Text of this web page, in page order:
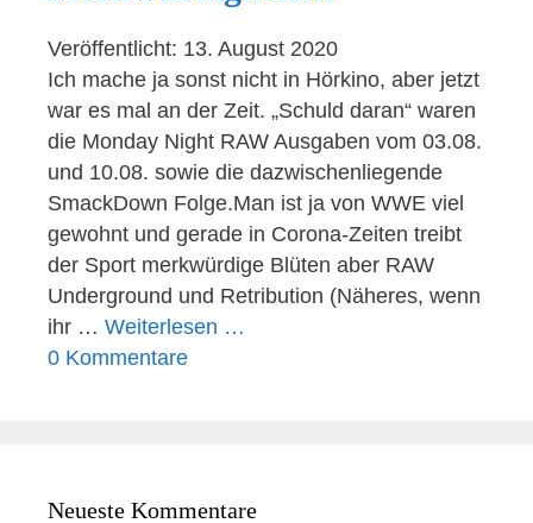
Veröffentlicht: 13. August 2020
Ich mache ja sonst nicht in Hörkino, aber jetzt
war es mal an der Zeit. „Schuld daran“ waren
die Monday Night RAW Ausgaben vom 03.08.
und 10.08. sowie die dazwischenliegende
SmackDown Folge.Man ist ja von WWE viel
gewohnt und gerade in Corona-Zeiten treibt
der Sport merkwürdige Blüten aber RAW
Underground und Retribution (Näheres, wenn
ihr … Weiterlesen …
0 Kommentare
Neueste Kommentare